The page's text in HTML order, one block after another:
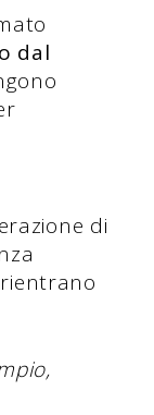
dal
di